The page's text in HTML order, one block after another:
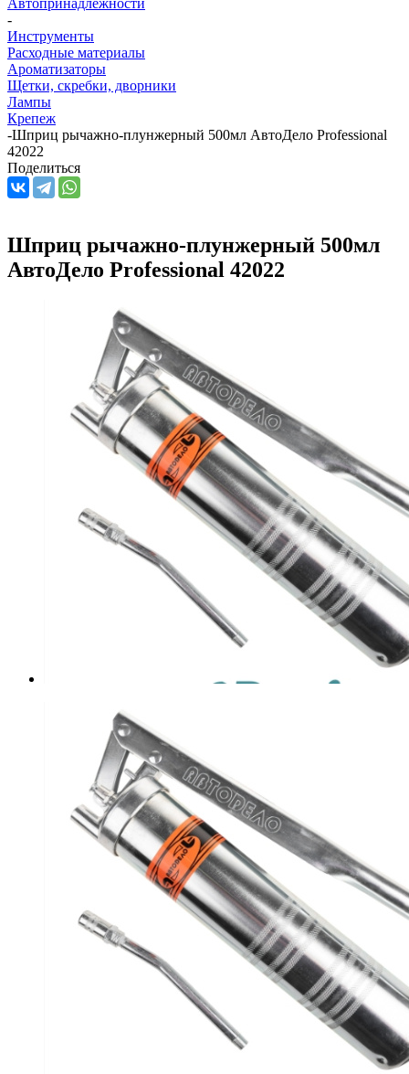
-
Инструменты
Расходные материалы
Ароматизаторы
Щетки, скребки, дворники
Лампы
Крепеж
-Шприц рычажно-плунжерный 500мл АвтоДело Professional
42022
Поделиться
Шприц рычажно-плунжерный 500мл
АвтоДело Professional 42022